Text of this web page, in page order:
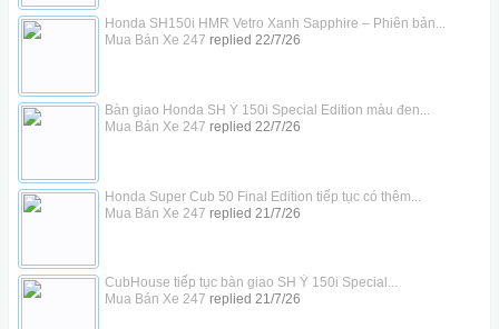
Honda SH150i HMR Vetro Xanh Sapphire – Phiên bản...
Mua Bán Xe 247 replied 22/7/26
Bàn giao Honda SH Ý 150i Special Edition màu đen...
Mua Bán Xe 247 replied 22/7/26
Honda Super Cub 50 Final Edition tiếp tục có thêm...
Mua Bán Xe 247 replied 21/7/26
CubHouse tiếp tục bàn giao SH Ý 150i Special...
Mua Bán Xe 247 replied 21/7/26